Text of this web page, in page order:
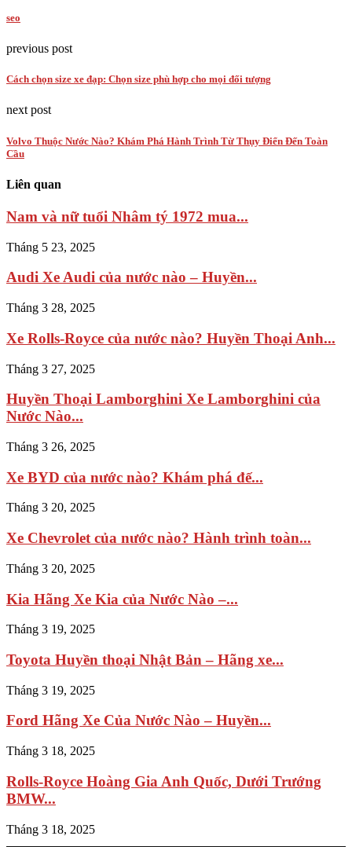
seo
previous post
Cách chọn size xe đạp: Chọn size phù hợp cho mọi đối tượng
next post
Volvo Thuộc Nước Nào? Khám Phá Hành Trình Từ Thụy Điển Đến Toàn
Cầu
Liên quan
Nam và nữ tuổi Nhâm tý 1972 mua...
Tháng 5 23, 2025
Audi Xe Audi của nước nào – Huyền...
Tháng 3 28, 2025
Xe Rolls-Royce của nước nào? Huyền Thoại Anh...
Tháng 3 27, 2025
Huyền Thoại Lamborghini Xe Lamborghini của
Nước Nào...
Tháng 3 26, 2025
Xe BYD của nước nào? Khám phá đế...
Tháng 3 20, 2025
Xe Chevrolet của nước nào? Hành trình toàn...
Tháng 3 20, 2025
Kia Hãng Xe Kia của Nước Nào –...
Tháng 3 19, 2025
Toyota Huyền thoại Nhật Bản – Hãng xe...
Tháng 3 19, 2025
Ford Hãng Xe Của Nước Nào – Huyền...
Tháng 3 18, 2025
Rolls-Royce Hoàng Gia Anh Quốc, Dưới Trướng
BMW...
Tháng 3 18, 2025